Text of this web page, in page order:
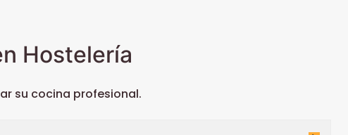
Hostelería
su cocina profesional.